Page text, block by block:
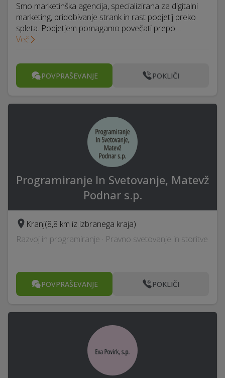
Smo marketinška agencija, specializirana za digitalni
marketing, pridobivanje strank in rast podjetij preko
spleta. Podjetjem pomagamo povečati prepo…
Več
POVPRAŠEVANJE POKLIČI
Programiranje In Svetovanje, Matevž
Podnar s.p.
Kranj(8,8 km iz izbranega kraja)
Razvoj in programiranje · Pravno svetovanje in storitve
POVPRAŠEVANJE POKLIČI